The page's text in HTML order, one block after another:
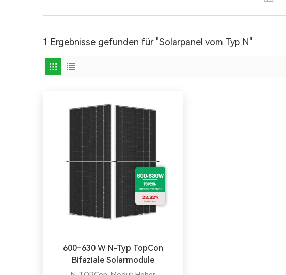
1 Ergebnisse gefunden für "Solarpanel vom Typ N"
600–630 W N-Typ TopCon
Bifaziale Solarmodule